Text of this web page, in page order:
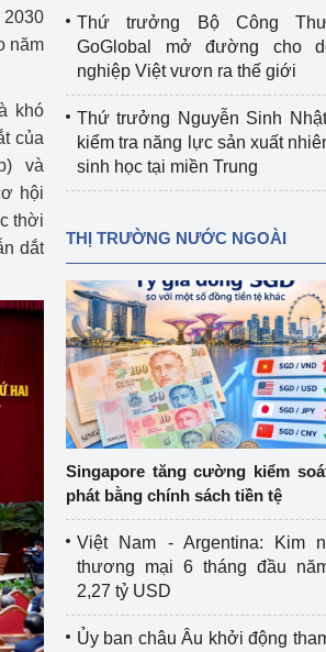
an toàn lao
lý của
ký, hoạt
có nguy
chai chứa
an toàn
2030
năm
khó
của
và
hội
thời
dắt
Thứ trưởng Bộ Công
GoGlobal mở đường cho
nghiệp Việt vươn ra thế giới
Thứ trưởng Nguyễn Sinh
kiểm tra năng lực sản xuất
sinh học tại miền Trung
THỊ TRƯỜNG NƯỚC NGOÀI
Singapore tăng cường kiểm
phát bằng chính sách tiền tệ
Việt Nam - Argentina: Kim
thương mại 6 tháng đầu
2,27 tỷ USD
Ủy ban châu Âu khởi động